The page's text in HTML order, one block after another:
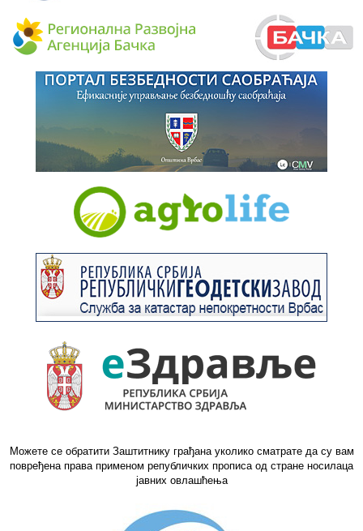
Можете се обратити Заштитнику грађана уколико сматрате да су вам
повређена права применом републичких прописа од стране носилаца
јавних овлашћења